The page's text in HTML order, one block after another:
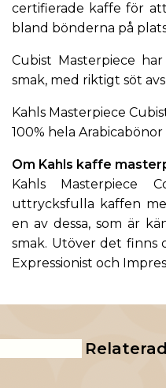
certifierade kaffe för
bland bönderna på
Cubist Masterpiece
smak, med riktigt söt
Kahls Masterpiece
100% hela Arabicabönor
Om Kahls kaffe
Kahls
uttrycksfulla kaffen
en av dessa, som är
smak. Utöver det finns
Expressionist och